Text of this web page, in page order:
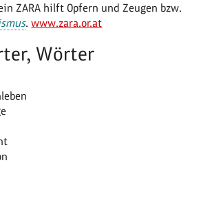
ZARA hilft Opfern und Zeugen bzw.
.www.zara.or.at
Wörter